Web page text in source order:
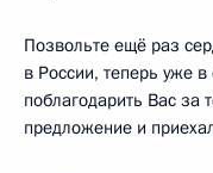
Позвольте ещё раз
в России, теперь уже
поблагодарить Вас за
предложение и